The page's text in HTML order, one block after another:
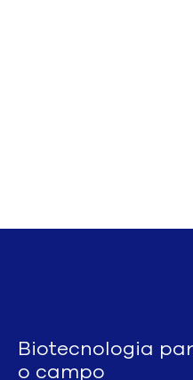
Biotecnologia
o campo